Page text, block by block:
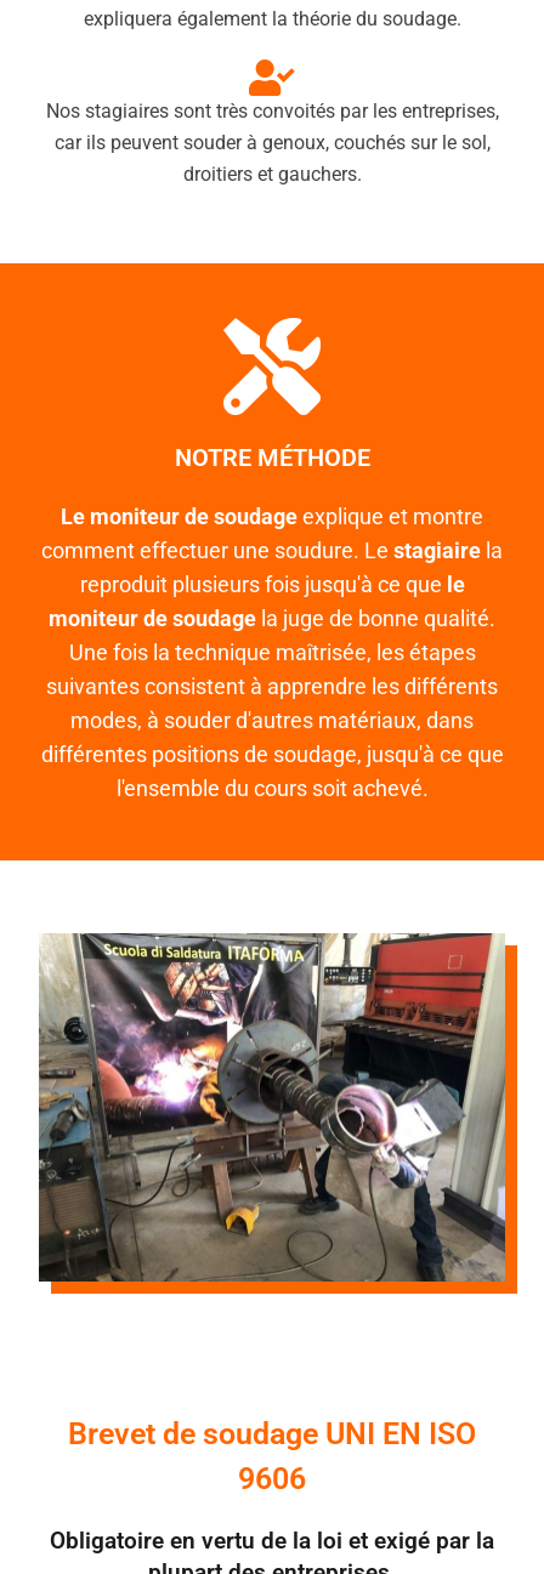
expliquera également la théorie du soudage.
Nos stagiaires sont très convoités par les entreprises,
car ils peuvent souder à genoux, couchés sur le sol,
droitiers et gauchers.
NOTRE MÉTHODE
Le moniteur de soudageexplique et montre
comment effectuer une soudure. Le stagiaire la
reproduit plusieurs fois jusqu'à ce que le
moniteur de soudage la juge de bonne qualité.
Une fois la technique maîtrisée, les étapes
suivantes consistent à apprendre les différents
modes, à souder d'autres matériaux, dans
différentes positions de soudage, jusqu'à ce que
l'ensemble du cours soit achevé.
Brevet de soudage UNI EN ISO
9606
Obligatoire en vertu de la loi et exigé par la